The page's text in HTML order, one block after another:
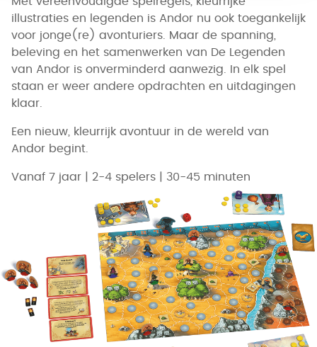
illustraties en legenden is Andor nu ook toegankelijk
voor jonge(re) avonturiers. Maar de spanning,
beleving en het samenwerken van De Legenden
van Andor is onverminderd aanwezig. In elk spel
staan er weer andere opdrachten en uitdagingen
klaar.
Een nieuw, kleurrijk avontuur in de wereld van
Andor begint.
Vanaf 7 jaar | 2-4 spelers | 30-45 minuten